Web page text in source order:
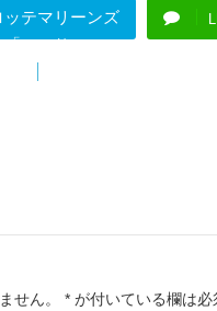
ッテマリーンズ
「ロマサ
せん。 * が付いている欄は必